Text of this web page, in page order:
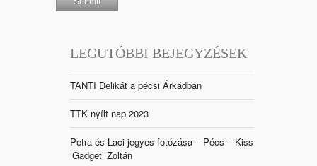
LEGUTÓBBI BEJEGYZÉSEK
TANTI Delikát a pécsi Árkádban
TTK nyílt nap 2023
Petra és Laci jegyes fotózása – Pécs – Kiss
‘Gadget’ Zoltán